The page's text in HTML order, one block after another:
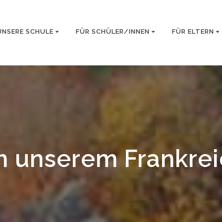
SCHULE FÜR SCHÜLER/INNEN FÜR ELTERN
unserem